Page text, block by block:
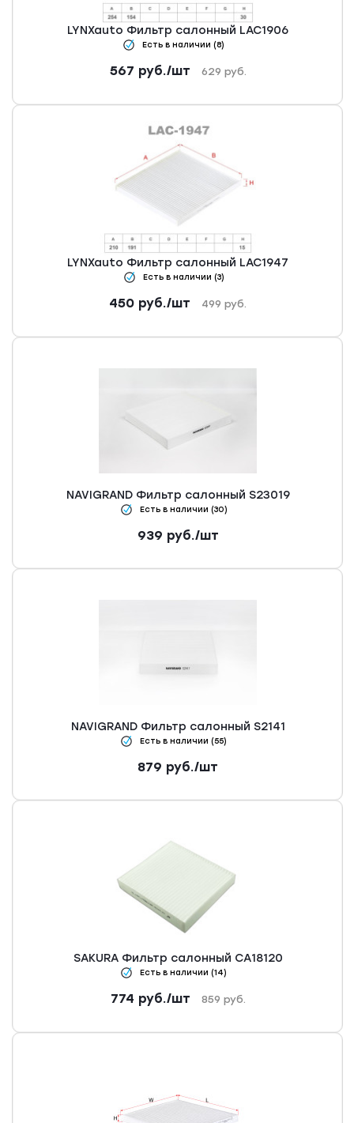
LYNXauto Фильтр салонный LAC1906
Есть в наличии (8)
567 руб./шт 629 руб.
LYNXauto Фильтр салонный LAC1947
Есть в наличии (3)
450 руб./шт 499 руб.
NAVIGRAND Фильтр салонный S23019
Есть в наличии (30)
939 руб./шт
NAVIGRAND Фильтр салонный S2141
Есть в наличии (55)
879 руб./шт
SAKURA Фильтр салонный CA18120
Есть в наличии (14)
774 руб./шт 859 руб.